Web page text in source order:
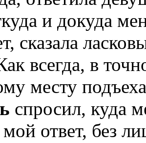
и докуда
сказала
всегда, в
месту
спросил, куда
ответ, без